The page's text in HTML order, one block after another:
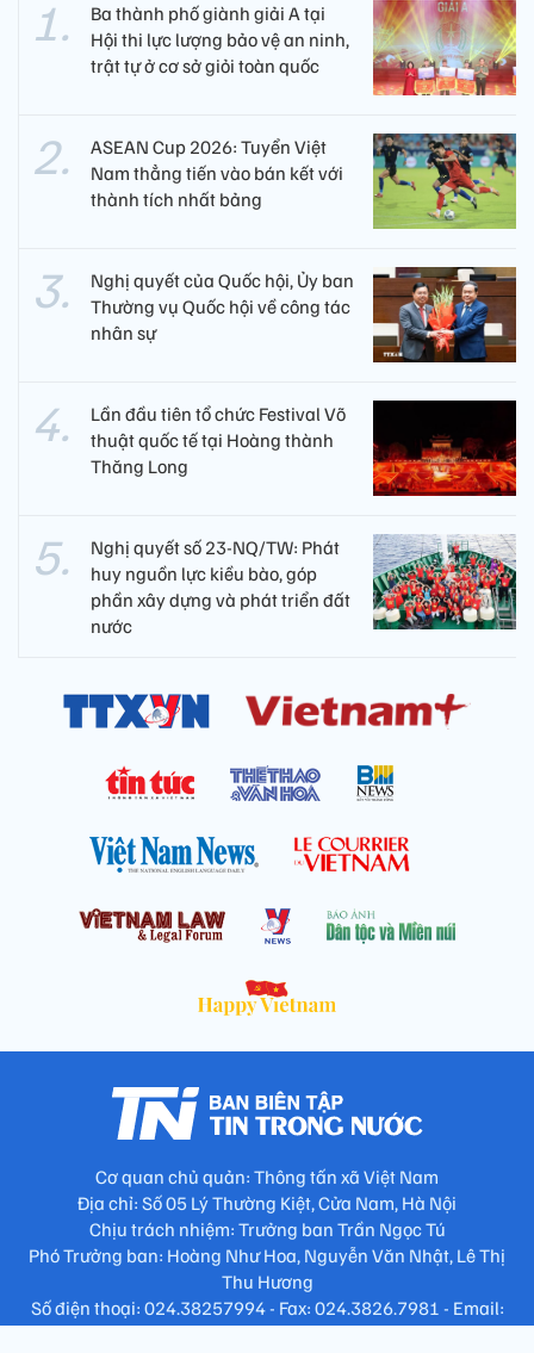
Ba thành phố giành giải A tại
Hội thi lực lượng bảo vệ an ninh,
trật tự ở cơ sở giỏi toàn quốc
ASEAN Cup 2026: Tuyển Việt
Nam thẳng tiến vào bán kết với
thành tích nhất bảng
Nghị quyết của Quốc hội, Ủy ban
Thường vụ Quốc hội về công tác
nhân sự
Lần đầu tiên tổ chức Festival Võ
thuật quốc tế tại Hoàng thành
Thăng Long
Nghị quyết số 23-NQ/TW: Phát
huy nguồn lực kiều bào, góp
phần xây dựng và phát triển đất
nước
Cơ quan chủ quản: Thông tấn xã Việt Nam
Địa chỉ: Số 05 Lý Thường Kiệt, Cửa Nam, Hà Nội
Chịu trách nhiệm: Trưởng ban Trần Ngọc Tú
Phó Trưởng ban: Hoàng Như Hoa, Nguyễn Văn Nhật, Lê Thị
Thu Hương
Số điện thoại: 024.38257994 - Fax: 024.3826.7981 - Email: